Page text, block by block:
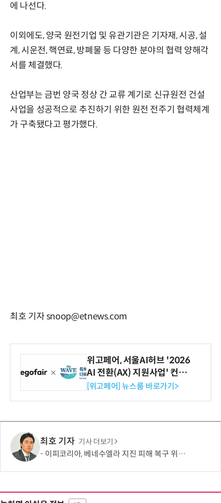
에 나선다.
이외에도, 양국 원전기업 및 유관기관은 기자재, 시공, 설
계, 시운전, 핵연료, 방폐물 등 다양한 분야의 협력 양해각
서를 체결했다.
산업부는 금번 양국 정상 간 교류 계기로 신규원전 건설
사업을 성공적으로 추진하기 위한 원전 전주기 협력체계
가 구축됐다고 평가했다.
최호 기자 snoop@etnews.com
위고페어, 서울AI허브 '2026
AI 전환(AX) 지원사업' 컨소
시엄 선정
[위고페어] 뉴스룸 바로가기>
최호 기자 기사 더보기
이피코리아, 베네수엘라 지진 피해 복구 위해 바보의나눔에 1억원 기부